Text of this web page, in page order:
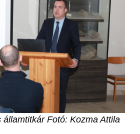
államtitkár Fotó: Kozma Attila